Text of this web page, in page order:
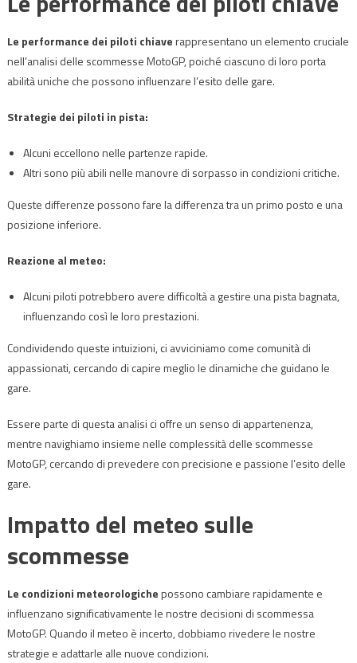
Le performance dei piloti chiaverappresentano un elemento cruciale
nell’analisi delle scommesse MotoGP, poiché ciascuno di loro porta
abilità uniche che possono influenzare l’esito delle gare.
Strategie dei piloti in pista:
Alcuni eccellono nelle partenze rapide.
Altri sono più abili nelle manovre di sorpasso in condizioni critiche.
Queste differenze possono fare la differenza tra un primo posto e una
posizione inferiore.
Reazione al meteo:
Alcuni piloti potrebbero avere difficoltà a gestire una pista bagnata,
influenzando così le loro prestazioni.
Condividendo queste intuizioni, ci avviciniamo come comunità di
appassionati, cercando di capire meglio le dinamiche che guidano le
gare.
Essere parte di questa analisi ci offre un senso di appartenenza,
mentre navighiamo insieme nelle complessità delle scommesse
MotoGP, cercando di prevedere con precisione e passione l’esito delle
gare.
Impatto del meteo sulle
scommesse
Le condizioni meteorologichepossono cambiare rapidamente e
influenzano significativamente le nostre decisioni di scommessa
MotoGP. Quando il meteo è incerto, dobbiamo rivedere le nostre
strategie e adattarle alle nuove condizioni.